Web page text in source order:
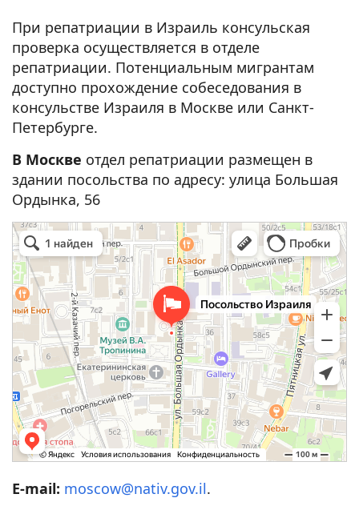
При репатриации в Израиль консульская
проверка осуществляется в отделе
репатриации. Потенциальным мигрантам
доступно прохождение собеседования в
консульстве Израиля в Москве или Санкт-
Петербурге.
В Москве отдел репатриации размещен в
здании посольства по адресу: улица Большая
Ордынка, 56
E-mail: moscow@nativ.gov.il.